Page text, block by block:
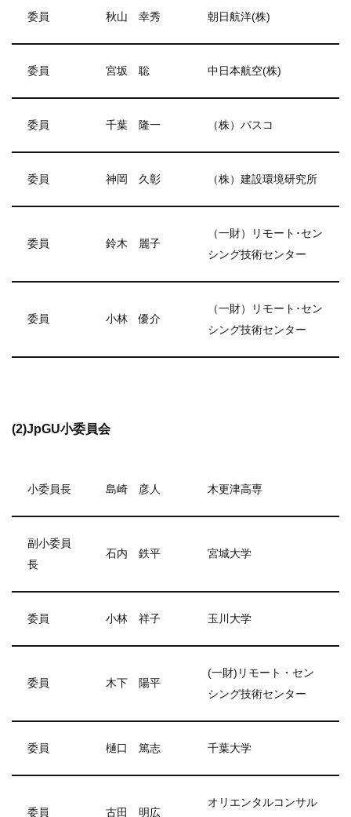
委員 秋山 幸秀 朝日航洋(株)
委員 宮坂 聡 中日本航空(株)
委員 千葉 隆一 （株）パスコ
委員 神岡 久彰 （株）建設環境研究所
委員 鈴木 麗子
（一財）リモート･セン
シング技術センター
委員 小林 優介
（一財）リモート･セン
シング技術センター
(2)JpGU小委員会
小委員長 島崎 彦人 木更津高専
副小委員
長
石内 鉄平 宮城大学
委員 小林 祥子 玉川大学
委員 木下 陽平
(一財)リモート・セン
シング技術センター
委員 樋口 篤志 千葉大学
委員 古田 明広
オリエンタルコンサル